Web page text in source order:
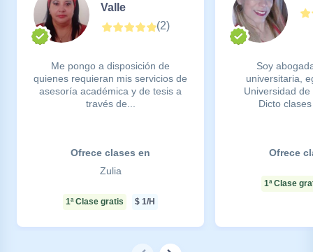
Valle
(2)
Me pongo a disposición de
quienes requieran mis servicios de
asesoría académica y de tesis a
través de...
Ofrece clases en
Zulia
1ª Clase gratis $ 1/H
Soy
universitaria,
Universidad
Dicto
Ofrece
1ª Clase